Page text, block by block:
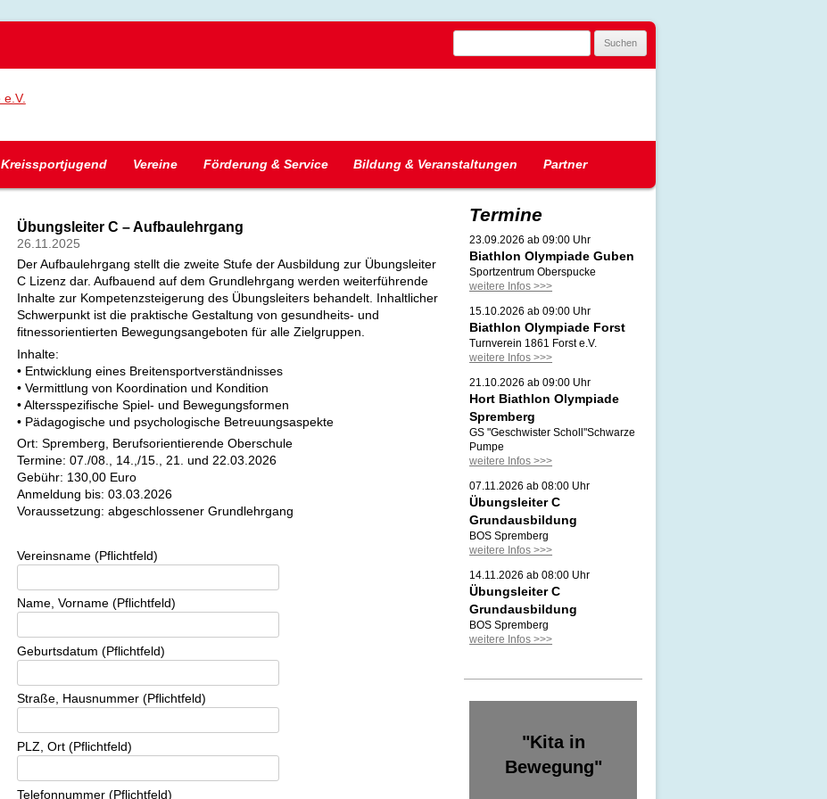
nach:
Kreissportjugend Vereine Förderung & Service Bildung & Veranstaltungen Partner
Übungsleiter C – Aufbaulehrgang
26.11.2025
Der Aufbaulehrgang stellt die zweite Stufe der Ausbildung zur Übungsleiter
C Lizenz dar. Aufbauend auf dem Grundlehrgang werden weiterführende
Inhalte zur Kompetenzsteigerung des Übungsleiters behandelt. Inhaltlicher
Schwerpunkt ist die praktische Gestaltung von gesundheits- und
fitnessorientierten Bewegungsangeboten für alle Zielgruppen.
Inhalte:
• Entwicklung eines Breitensportverständnisses
• Vermittlung von Koordination und Kondition
• Altersspezifische Spiel- und Bewegungsformen
• Pädagogische und psychologische Betreuungsaspekte
Ort: Spremberg, Berufsorientierende Oberschule
Termine: 07./08., 14.,/15., 21. und 22.03.2026
Gebühr: 130,00 Euro
Anmeldung bis: 03.03.2026
Voraussetzung: abgeschlossener Grundlehrgang
Vereinsname (Pflichtfeld)
Name, Vorname (Pflichtfeld)
Geburtsdatum (Pflichtfeld)
Straße, Hausnummer (Pflichtfeld)
PLZ, Ort (Pflichtfeld)
Telefonnummer (Pflichtfeld)
Termine
23.09.2026 ab 09:00 Uhr
Biathlon Olympiade Guben
Sportzentrum Oberspucke
weitere Infos >>>
15.10.2026 ab 09:00 Uhr
Biathlon Olympiade Forst
Turnverein 1861 Forst e.V.
weitere Infos >>>
21.10.2026 ab 09:00 Uhr
Hort Biathlon Olympiade
Spremberg
GS "Geschwister Scholl"Schwarze
Pumpe
weitere Infos >>>
07.11.2026 ab 08:00 Uhr
Übungsleiter C
Grundausbildung
BOS Spremberg
weitere Infos >>>
14.11.2026 ab 08:00 Uhr
Übungsleiter C
Grundausbildung
BOS Spremberg
weitere Infos >>>
"Kita in
Bewegung"